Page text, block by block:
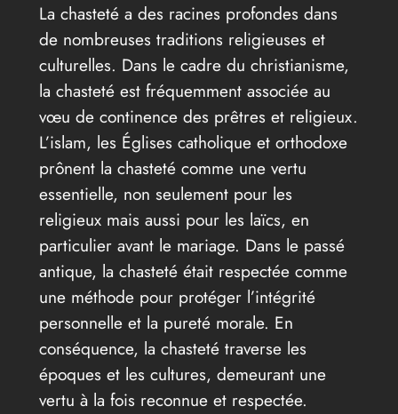
La chasteté a des racines profondes dans
de nombreuses traditions religieuses et
culturelles. Dans le cadre du christianisme,
la chasteté est fréquemment associée au
vœu de continence des prêtres et religieux.
L’islam, les Églises catholique et orthodoxe
prônent la chasteté comme une vertu
essentielle, non seulement pour les
religieux mais aussi pour les laïcs, en
particulier avant le mariage. Dans le passé
antique, la chasteté était respectée comme
une méthode pour protéger l’intégrité
personnelle et la pureté morale. En
conséquence, la chasteté traverse les
époques et les cultures, demeurant une
vertu à la fois reconnue et respectée.